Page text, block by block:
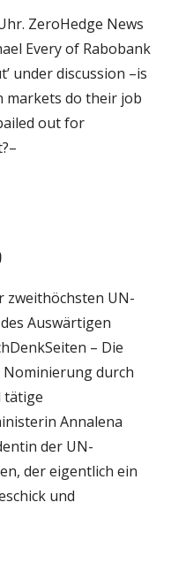
ZeroHedge News
Every of Rabobank
under discussion –is
markets do their job
out for
zweithöchsten UN-
Auswärtigen
– Die
Nominierung durch
tätige
Annalena
der UN-
der eigentlich ein
und